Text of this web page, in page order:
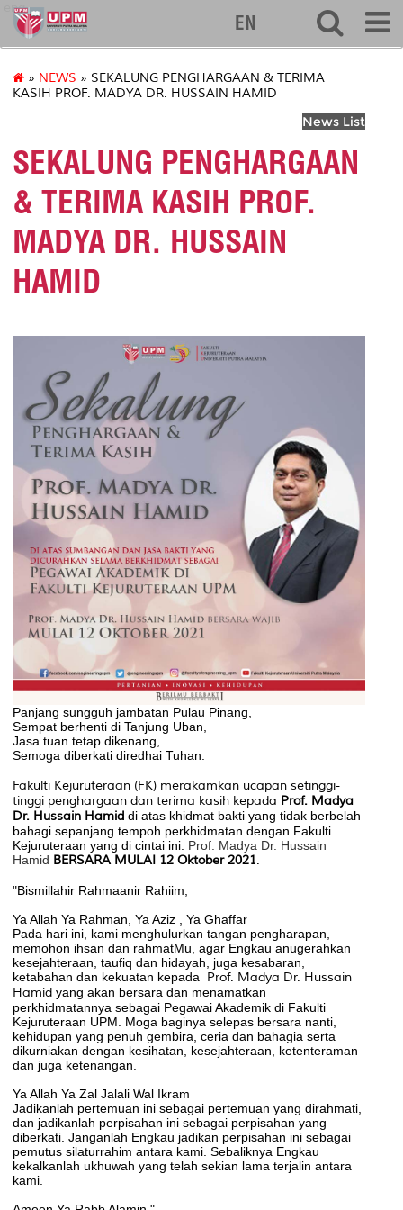
eng
EN
» NEWS » SEKALUNG PENGHARGAAN & TERIMA
KASIH PROF. MADYA DR. HUSSAIN HAMID
News List
SEKALUNG PENGHARGAAN
& TERIMA KASIH PROF.
MADYA DR. HUSSAIN
HAMID
Panjang sungguh jambatan Pulau Pinang,
Sempat berhenti di Tanjung Uban,
Jasa tuan tetap dikenang,
Semoga diberkati diredhai Tuhan.
Fakulti Kejuruteraan (FK) merakamkan ucapan setinggi-
tinggi penghargaan dan terima kasih kepada Prof. Madya
Dr. Hussain Hamid di atas khidmat bakti yang tidak berbelah
bahagi sepanjang tempoh perkhidmatan dengan Fakulti
Kejuruteraan yang di cintai ini. Prof. Madya Dr. Hussain
Hamid BERSARA MULAI 12 Oktober 2021.
"Bismillahir Rahmaanir Rahiim,
Ya Allah Ya Rahman, Ya Aziz , Ya Ghaffar
Pada hari ini, kami menghulurkan tangan pengharapan,
memohon ihsan dan rahmatMu, agar Engkau anugerahkan
kesejahteraan, taufiq dan hidayah, juga kesabaran,
ketabahan dan kekuatan kepada Prof. Madya Dr. Hussain
Hamid yang akan bersara dan menamatkan
perkhidmatannya sebagai Pegawai Akademik di Fakulti
Kejuruteraan UPM. Moga baginya selepas bersara nanti,
kehidupan yang penuh gembira, ceria dan bahagia serta
dikurniakan dengan kesihatan, kesejahteraan, ketenteraman
dan juga ketenangan.
Ya Allah Ya Zal Jalali Wal Ikram
Jadikanlah pertemuan ini sebagai pertemuan yang dirahmati,
dan jadikanlah perpisahan ini sebagai perpisahan yang
diberkati. Janganlah Engkau jadikan perpisahan ini sebagai
pemutus silaturrahim antara kami. Sebaliknya Engkau
kekalkanlah ukhuwah yang telah sekian lama terjalin antara
kami.